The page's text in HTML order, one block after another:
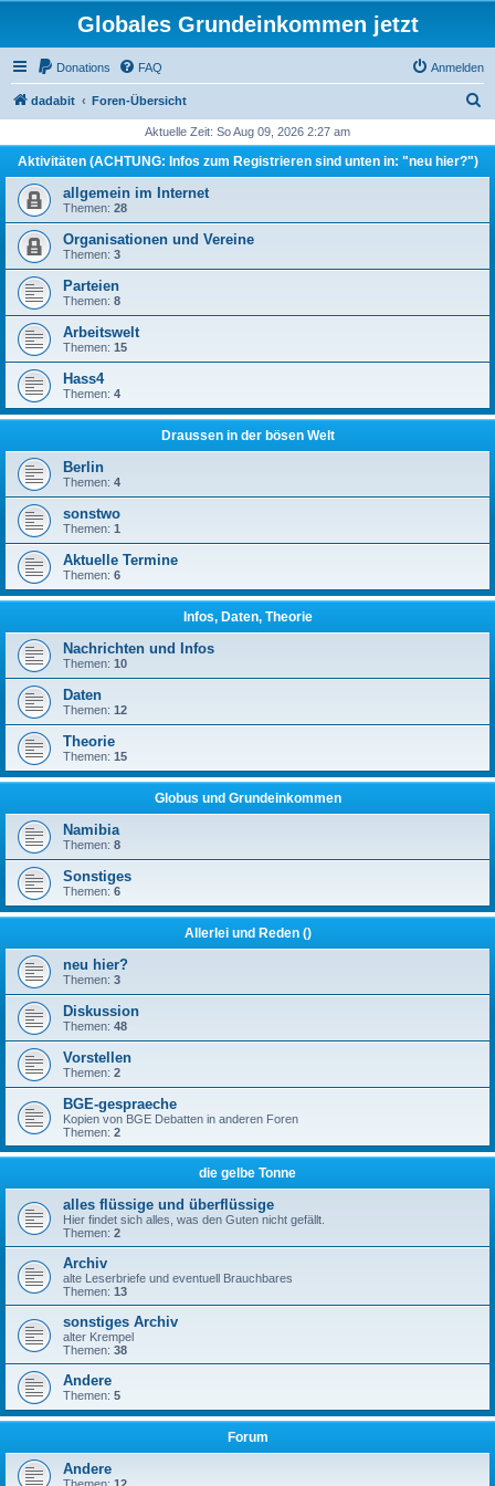
Globales Grundeinkommen jetzt
Donations FAQ Anmelden
dadabit Foren-Übersicht
h
Aktuelle Zeit: So Aug 09, 2026 2:27 am
Aktivitäten (ACHTUNG: Infos zum Registrieren sind unten in: "neu hier?")
allgemein im Internet
Themen: 28
Organisationen und Vereine
Themen: 3
Parteien
Themen: 8
Arbeitswelt
Themen: 15
Hass4
Themen: 4
Draussen in der bösen Welt
Berlin
Themen: 4
sonstwo
Themen: 1
Aktuelle Termine
Themen: 6
Infos, Daten, Theorie
Nachrichten und Infos
Themen: 10
Daten
Themen: 12
Theorie
Themen: 15
Globus und Grundeinkommen
Namibia
Themen: 8
Sonstiges
Themen: 6
Allerlei und Reden ()
neu hier?
Themen: 3
Diskussion
Themen: 48
Vorstellen
Themen: 2
BGE-gespraeche
Kopien von BGE Debatten in anderen Foren
Themen: 2
die gelbe Tonne
alles flüssige und überflüssige
Hier findet sich alles, was den Guten nicht gefällt.
Themen: 2
Archiv
alte Leserbriefe und eventuell Brauchbares
Themen: 13
sonstiges Archiv
alter Krempel
Themen: 38
Andere
Themen: 5
Forum
Andere